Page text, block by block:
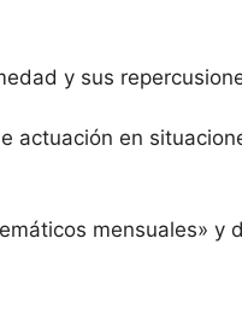
y sus
actuación en
mensuales» y